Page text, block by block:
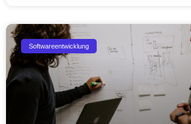
Softwareentwicklung